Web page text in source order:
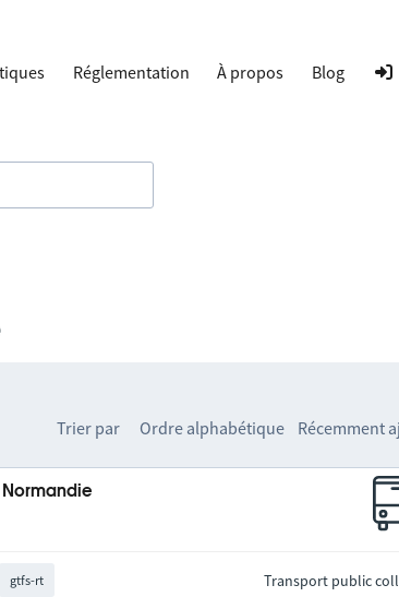
Réglementation À propos Blog
Trier par Ordre alphabétique Récemment
gtfs-rt Transport public